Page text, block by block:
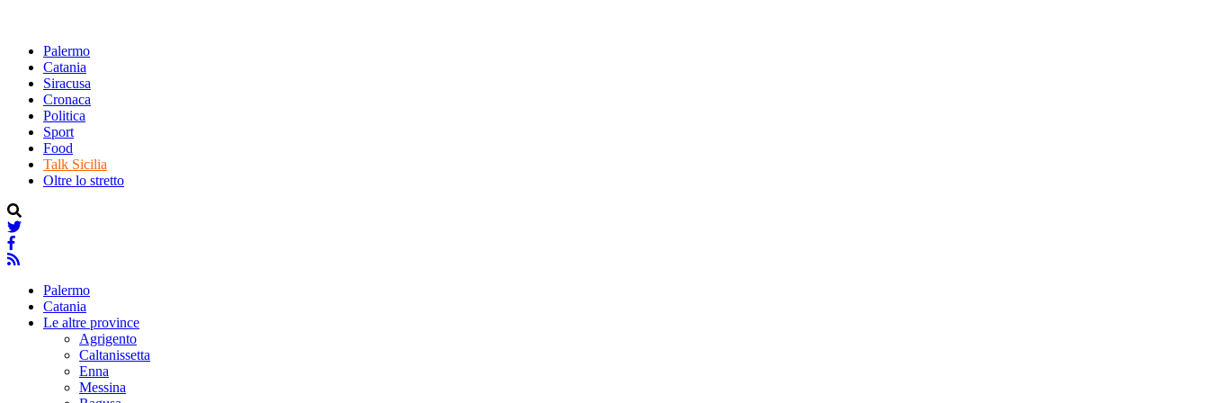
Palermo
Catania
Siracusa
Cronaca
Politica
Sport
Food
Talk Sicilia
Oltre lo stretto
Palermo
Catania
Le altre province
Agrigento
Caltanissetta
Enna
Messina